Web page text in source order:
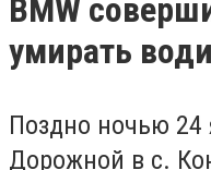
BMW
умирать
Поздно ночью 24
Дорожной в с.